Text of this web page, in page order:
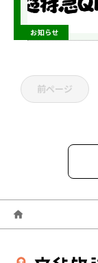
お知らせ
前ページ